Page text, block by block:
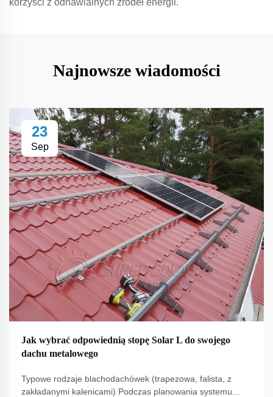
korzyści z odnawialnych źródeł energii.
Najnowsze wiadomości
23
Sep
Jak wybrać odpowiednią stopę Solar L do swojego
dachu metalowego
Typowe rodzaje blachodachówek (trapezowa, falista, z
zakładanymi kalenicami) Podczas planowania systemu